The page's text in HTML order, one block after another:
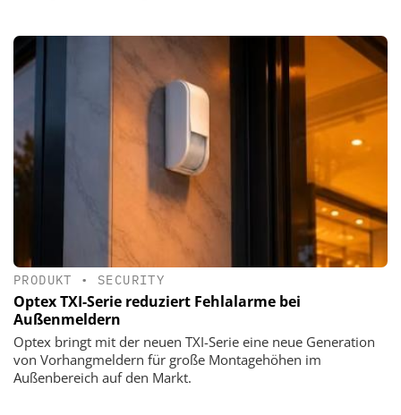
PRODUKT • SECURITY
Optex TXI-Serie reduziert Fehlalarme bei
Außenmeldern
Optex bringt mit der neuen TXI-Serie eine neue Generation
von Vorhangmeldern für große Montagehöhen im
Außenbereich auf den Markt.